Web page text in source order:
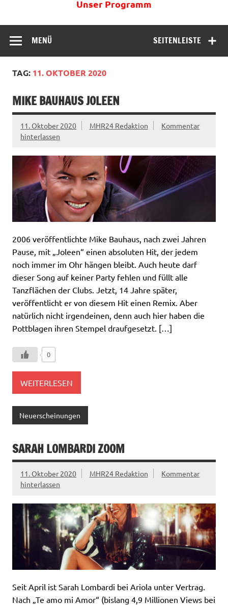
Unser Programm
SEITENLEISTE
MENÜ
TAG: 11. OKTOBER 2020
MIKE BAUHAUS JOLEEN
11. Oktober 2020 MHR24 Redaktion
Kommentar
hinterlassen
2006 veröffentlichte Mike Bauhaus, nach zwei Jahren
Pause, mit „Joleen“ einen absoluten Hit, der jedem
noch immer im Ohr hängen bleibt. Auch heute darf
dieser Song auf keiner Party fehlen und füllt alle
Tanzflächen der Clubs. Jetzt, 14 Jahre später,
veröffentlicht er von diesem Hit einen Remix. Aber
natürlich nicht irgendeinen, denn auch hier haben die
Pottblagen ihren Stempel draufgesetzt. […]
0
WEITERLESEN
Neuerscheinungen
SARAH LOMBARDI ZOOM
11. Oktober 2020 MHR24 Redaktion
Kommentar
hinterlassen
Seit April ist Sarah Lombardi bei Ariola unter Vertrag.
Nach „Te amo mi Amor“ (bislang 4,9 Millionen Views bei